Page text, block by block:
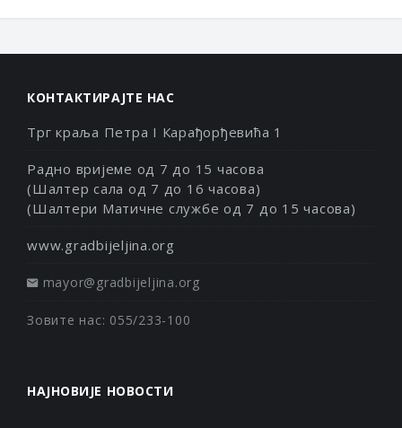
КОНТАКТИРАЈТЕ НАС
Трг краља Петра I Карађорђевића 1
Радно вријеме од 7 до 15 часова
(Шалтер сала од 7 до 16 часова)
(Шалтери Матичне службе од 7 до 15 часова)
www.gradbijeljina.org
mayor@gradbijeljina.org
Зовите нас: 055/233-100
НАЈНОВИЈЕ НОВОСТИ